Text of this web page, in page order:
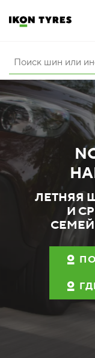
ШИНЫ
ИННОВАЦИИ
О КОМПАНИИ
ПОКУПКА И
ЛЕТНЯЯ
И